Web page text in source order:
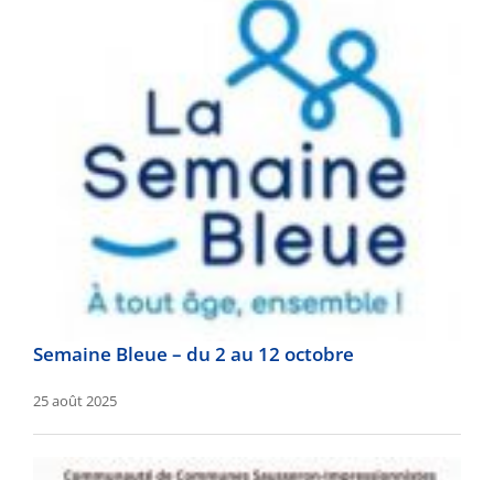
Semaine Bleue – du 2 au 12 octobre
25 août 2025